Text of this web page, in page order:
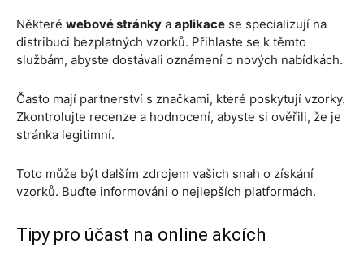
Některé webové stránky a aplikace se specializují na
distribuci bezplatných vzorků. Přihlaste se k těmto
službám, abyste dostávali oznámení o nových nabídkách.
Často mají partnerství s značkami, které poskytují vzorky.
Zkontrolujte recenze a hodnocení, abyste si ověřili, že je
stránka legitimní.
Toto může být dalším zdrojem vašich snah o získání
vzorků. Buďte informováni o nejlepších platformách.
Tipy pro účast na online akcích